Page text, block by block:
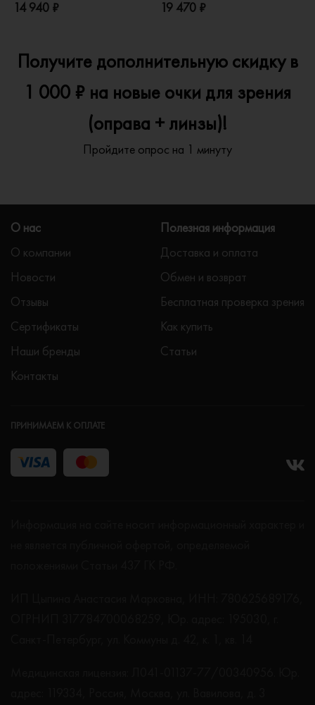
14 940 ₽ 19 470 ₽
Получите дополнительную скидку в
1 000 ₽ на новые очки для зрения
(оправа + линзы)!
Пройдите опрос на 1 минуту
О нас
О компании
Новости
Отзывы
Сертификаты
Наши бренды
Контакты
Полезная информация
Доставка и оплата
Обмен и возврат
Бесплатная проверка зрения
Как купить
Статьи
ПРИНИМАЕМ К ОПЛАТЕ